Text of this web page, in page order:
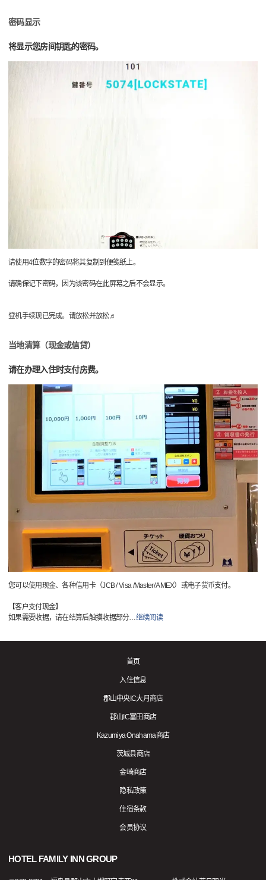
密码显示
将显示您房间钥匙的密码。
请使用4位数字的密码将其复制到便笺纸上。
请确保记下密码，因为该密码在此屏幕之后不会显示。
登机手续现已完成。请放松并放松♬
当地清算（现金或信贷）
请在办理入住时支付房费。
您可以使用现金、各种信用卡（JCB / Visa /Master/ AMEX）或电子货币支付。
【客户支付现金】
如果需要收据，请在结算后触摸收据部分…继续阅读
首页
入住信息
郡山中央IC大月商店
郡山IC富田商店
Kazumiya Onahama商店
茨城县商店
金崎商店
隐私政策
住宿条款
会员协议
HOTEL FAMILY INN GROUP